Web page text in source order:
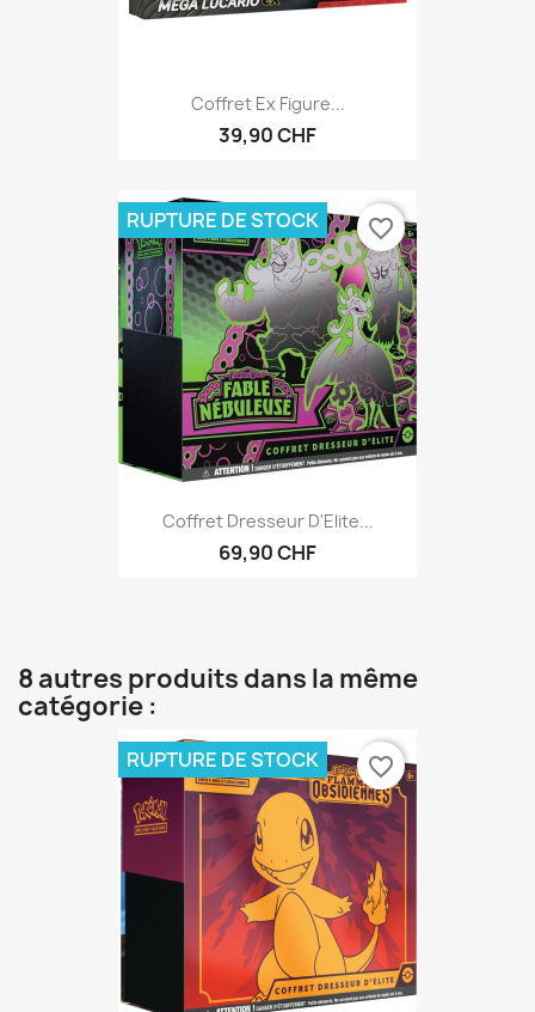
Coffret Ex Figure...
39,90 CHF
Coffret Dresseur D'Elite...
69,90 CHF
RUPTURE DE STOCK favorite_border
8 autres produits dans la même
catégorie :
RUPTURE DE STOCK favorite_border